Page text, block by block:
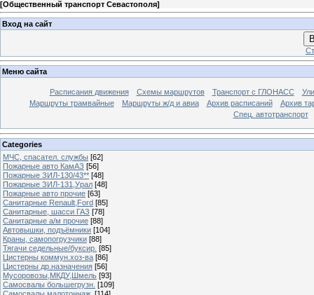
[Общественный транспорт Севастополя]
Вход на сайт
Меню сайта
Расписания движения Схемы маршрутов Транспорт с ГЛОНАСС
Маршруты трамвайные
Маршруты ж/д и авиа Архив расписаний
Архив
Спец. автотранспорт
Categories
МЧС, спасател. службы [62]
Пожарные авто КамАЗ [56]
Пожарные ЗИЛ-130/43** [48]
Пожарные ЗИЛ-131,Урал [48]
Пожарные авто прочие [63]
Санитарные Renault,Ford [85]
Санитарные, шасси ГАЗ [78]
Санитарные а/м прочие [88]
Автовышки, подъёмники [104]
Краны, самопогрузчики [88]
Тягачи седельные/буксир. [85]
Цистерны коммун.хоз-ва [86]
Цистерны др.назначения [56]
Мусоровозы,МКДУ,Шмель [93]
Самосвалы большегрузн. [109]